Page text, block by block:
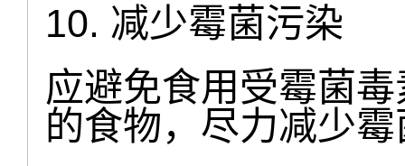
10. 减少霉菌污染
应避免食用受霉菌
的食物，尽力减少